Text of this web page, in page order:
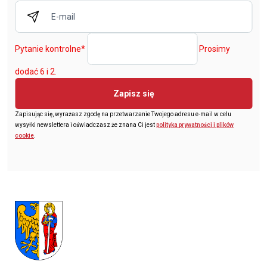
Pytanie kontrolne* Prosimy
dodać 6 i 2.
Zapisz się
Zapisując się, wyrażasz zgodę na przetwarzanie Twojego adresu e-mail w celu
wysyłki newslettera i oświadczasz że znana Ci jestpolityka prywatności i plików
cookie